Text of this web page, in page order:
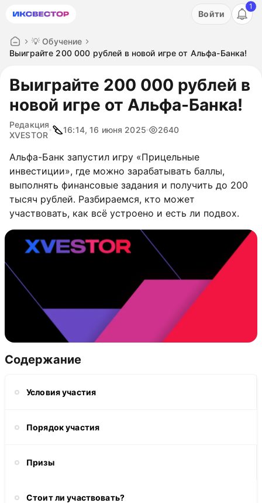
Акция: бесплатный пробный период на 3 дня!
Войти
1
💡 Обучение
Выиграйте 200 000 рублей в новой игре от Альфа-Банка!
Выиграйте 200 000 рублей в
новой игре от Альфа-Банка!
Редакция
XVESTOR
16:14, 16 июня 2025 2640
Альфа-Банк запустил игру «Прицельные
инвестиции», где можно зарабатывать баллы,
выполнять финансовые задания и получить до 200
тысяч рублей. Разбираемся, кто может
участвовать, как всё устроено и есть ли подвох.
Содержание
Условия участия
Порядок участия
Призы
Стоит ли участвовать?